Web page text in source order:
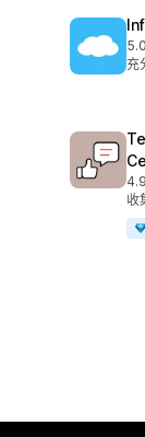
5.0
总
充
4.9
总
收